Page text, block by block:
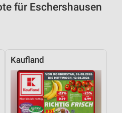
für Eschershausen
Kaufland